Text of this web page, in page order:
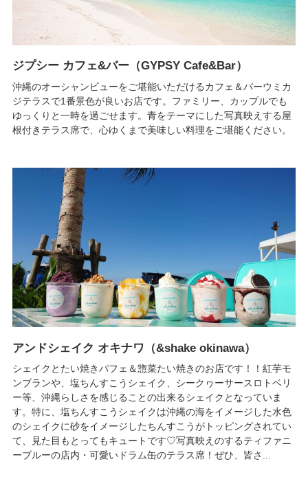
ジプシー カフェ&バー（GYPSY Cafe&Bar）
沖縄のオーシャンビューをご堪能いただけるカフェ＆バーウミカ
ジテラスで1番景色が良いお店です。ファミリー、カップルでも
ゆっくりと一時を過ごせます。青をテーマにした写真映えする屋
根付きテラス席で、心ゆくまで美味しい料理をご堪能ください。
アンドシェイク オキナワ（&shake okinawa）
シェイクとたい焼きパフェ＆惣菜たい焼きのお店です！！紅芋モ
ンブランや、塩ちんすこうシェイク、シークヮーサースロトベリ
ー等、沖縄らしさを感じることの出来るシェイクとなっていま
す。特に、塩ちんすこうシェイクは沖縄の海をイメージした水色
のシェイクに砂をイメージしたちんすこうがトッピングされてい
て、見た目もとってもキュートです♡写真映えのするティファニ
ーブルーの店内・可愛いドラム缶のテラス席！ぜひ、皆さ...